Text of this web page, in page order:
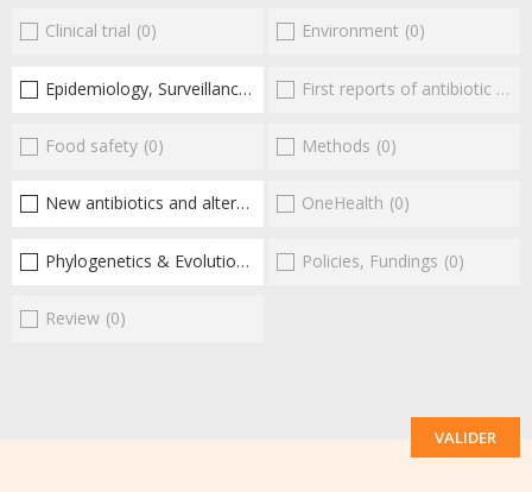
Clinical trial (0) Environment (0)
Epidemiology, Surveillance First reports of antibiotic resistance
Food safety (0) Methods (0)
New antibiotics and alternatives (1)
OneHealth (0)
Phylogenetics & Evolution Policies, Fundings (0)
Review (0)
VALIDER